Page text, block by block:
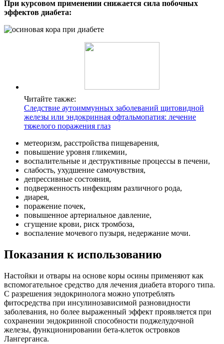
При курсовом применении снижается сила побочных
эффектов диабета:
Читайте также:
Следствие аутоиммунных заболеваний щитовидной
железы или эндокринная офтальмопатия: лечение
тяжелого поражения глаз
метеоризм, расстройства пищеварения,
повышение уровня гликемии,
воспалительные и деструктивные процессы в печени,
слабость, ухудшение самочувствия,
депрессивные состояния,
подверженность инфекциям различного рода,
диарея,
поражение почек,
повышенное артериальное давление,
сгущение крови, риск тромбоза,
воспаление мочевого пузыря, недержание мочи.
Показания к использованию
Настойки и отвары на основе коры осины применяют как
вспомогательное средство для лечения диабета второго типа.
С разрешения эндокринолога можно употреблять
фитосредства при инсулинозависимой разновидности
заболевания, но более выраженный эффект проявляется при
сохранении эндокринной способности поджелудочной
железы, функционировании бета-клеток островков
Лангерганса.